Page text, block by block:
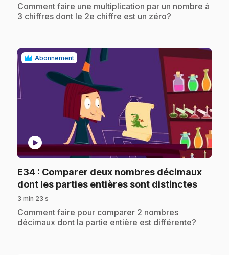
.Comment faire une multiplication par un nombre à
3 chiffres dont le 2e chiffre est un zéro?
Abonnement
play_circle
E34 : Comparer deux nombres décimaux
dont les parties entières sont distinctes.
3 min 23 s
.Comment faire pour comparer 2 nombres
décimaux dont la partie entière est différente?